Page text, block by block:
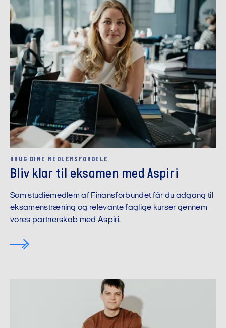
BRUG DINE MEDLEMSFORDELE
Bliv klar til eksamen med Aspiri
Som studiemedlem af Finansforbundet får du adgang til
eksamenstræning og relevante faglige kurser gennem
vores partnerskab med Aspiri.